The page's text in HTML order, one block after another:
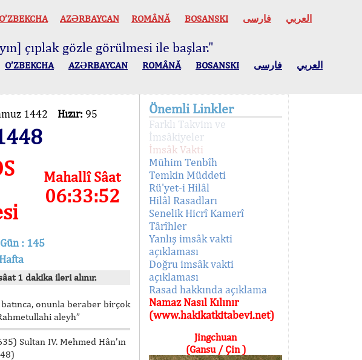
O’ZBEKCHA AZӘRBAYCAN ROMÂNĂ BOSANSKI العربي فارسی
çıplak gözle görülmesi ile başlar."
O’ZBEKCHA AZӘRBAYCAN ROMÂNĂ BOSANSKI العربي فارسی
1442 Hızır: 95
Mahallî Sâat
06:33:52
: 145
1 dakika ileri alınır.
batınca, onunla beraber birçok
aleyh”
Sultan IV. Mehmed Hân’ın
Önemli Linkler
Farklı Takvim ve
İmsâkiyeler
İmsâk Vakti
Mühim Tenbîh
Temkin Müddeti
Rü'yet-i Hilâl
Hilâl Rasadları
Senelik Hicrî Kamerî
Târîhler
Yanlış imsâk vakti
açıklaması
Doğru imsâk vakti
açıklaması
Rasad hakkında açıklama
Namaz Nasıl Kılınır
(www.hakikatkitabevi.net)
Jingchuan
(Gansu / Çin )